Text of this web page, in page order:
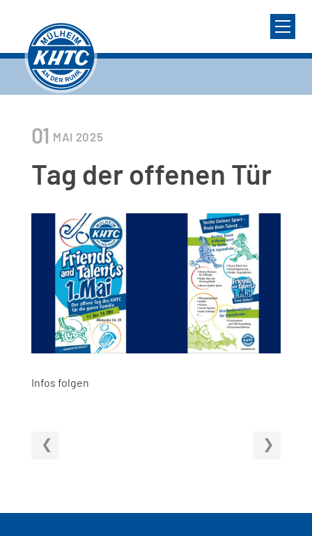
01 MAI 2025
Tag der offenen Tür
Infos folgen